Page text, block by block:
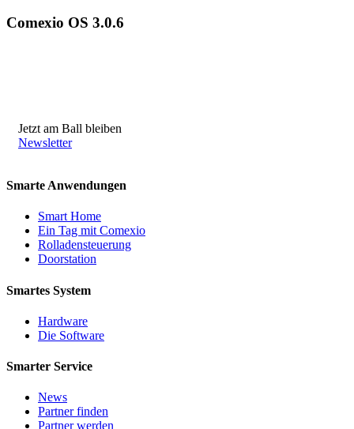
Comexio OS 3.0.6
Jetzt am Ball bleiben
Newsletter
Smarte Anwendungen
Smart Home
Ein Tag mit Comexio
Rolladensteuerung
Doorstation
Smartes System
Hardware
Die Software
Smarter Service
News
Partner finden
Partner werden